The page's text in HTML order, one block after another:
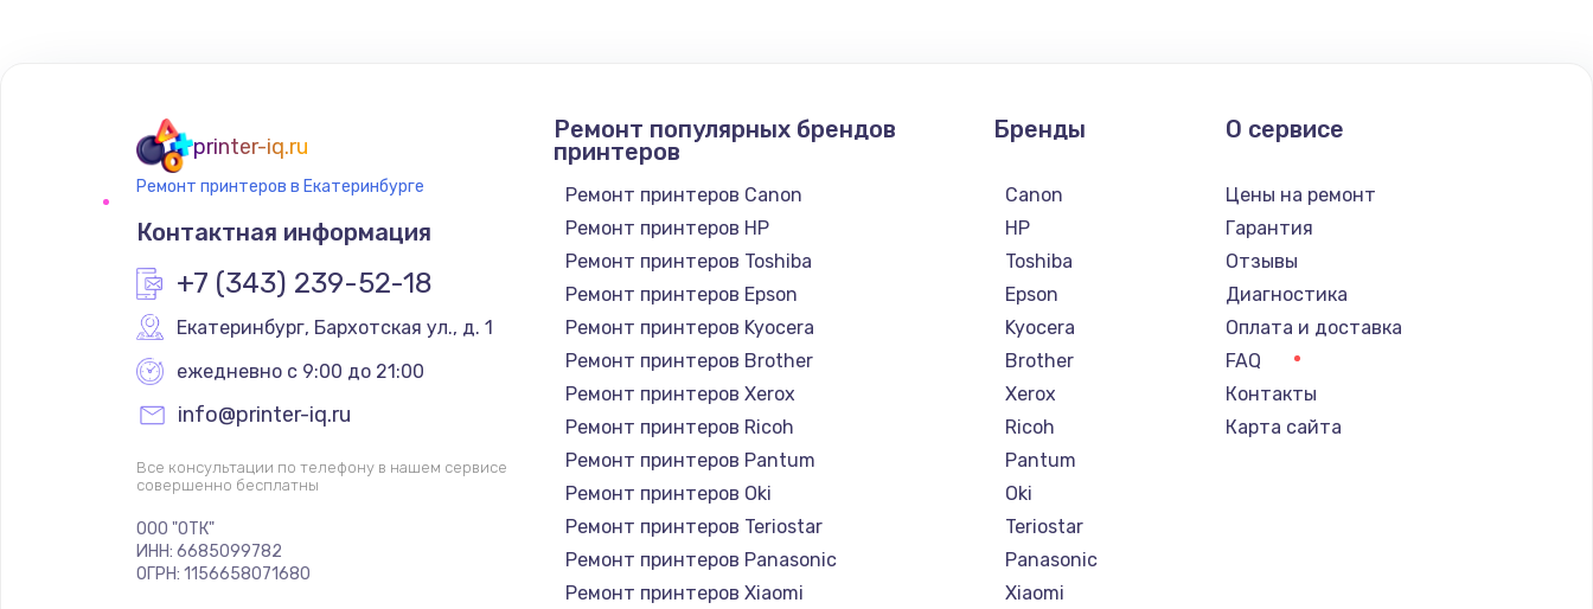
printer-iq.ru
Ремонт принтеров в Екатеринбурге
Контактная информация
+7 (343) 239-52-18
Екатеринбург, Бархотская ул., д. 1
ежедневно с 9:00 до 21:00
info@printer-iq.ru
Все консультации по телефону в нашем сервисе
совершенно бесплатны
ООО "ОТК"
ИНН: 6685099782
ОГРН: 1156658071680
Ремонт популярных брендов
принтеров
Ремонт принтеров Canon
Ремонт принтеров HP
Ремонт принтеров Toshiba
Ремонт принтеров Epson
Ремонт принтеров Kyocera
Ремонт принтеров Brother
Ремонт принтеров Xerox
Ремонт принтеров Ricoh
Ремонт принтеров Pantum
Ремонт принтеров Oki
Ремонт принтеров Teriostar
Ремонт принтеров Panasonic
Ремонт принтеров Xiaomi
Бренды
Canon
HP
Toshiba
Epson
Kyocera
Brother
Xerox
Ricoh
Pantum
Oki
Teriostar
Panasonic
Xiaomi
О сервисе
Цены на ремонт
Гарантия
Отзывы
Диагностика
Оплата и доставка
FAQ
Контакты
Карта сайта